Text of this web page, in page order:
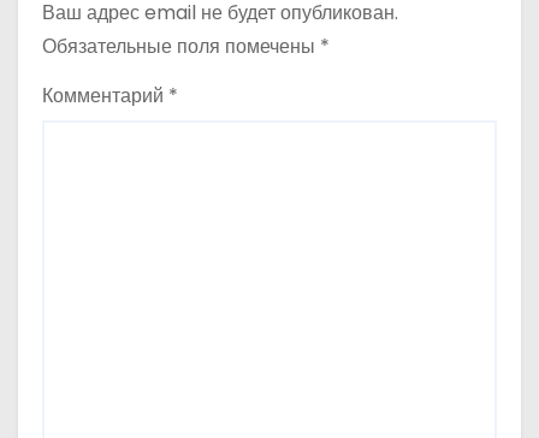
Ваш адрес email не будет опубликован.
Обязательные поля помечены *
Комментарий *